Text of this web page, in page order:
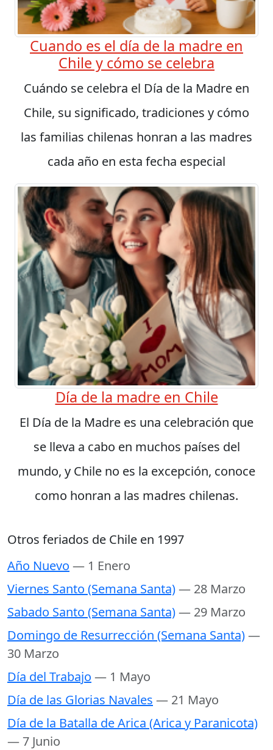
Cuando es el día de la madre en
Chile y cómo se celebra
Cuándo se celebra el Día de la Madre en
Chile, su significado, tradiciones y cómo
las familias chilenas honran a las madres
cada año en esta fecha especial
Día de la madre en Chile
El Día de la Madre es una celebración que
se lleva a cabo en muchos países del
mundo, y Chile no es la excepción, conoce
como honran a las madres chilenas.
Otros feriados de Chile en 1997
Año Nuevo — 1 Enero
Viernes Santo (Semana Santa)— 28 Marzo
Sabado Santo (Semana Santa)— 29 Marzo
Domingo de Resurrección (Semana Santa)—
30 Marzo
Día del Trabajo — 1 Mayo
Día de las Glorias Navales — 21 Mayo
Día de la Batalla de Arica (Arica y Paranicota)
— 7 Junio